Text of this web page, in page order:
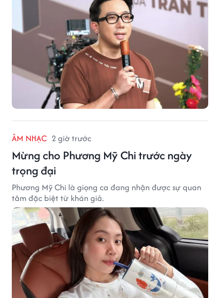
ÂM NHẠC 2 giờ trước
Mừng cho Phương Mỹ Chi trước ngày
trọng đại
Phương Mỹ Chi là giọng ca đang nhận được sự quan
tâm đặc biệt từ khán giả.